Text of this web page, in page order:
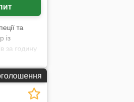
та
із
за годину